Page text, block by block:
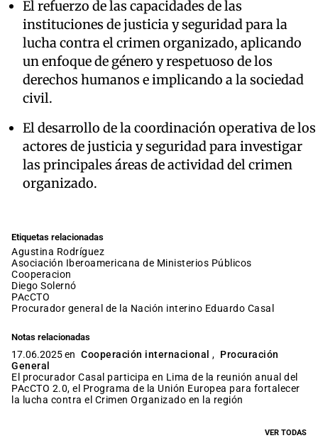
El refuerzo de las capacidades de las
instituciones de justicia y seguridad para la
lucha contra el crimen organizado, aplicando
un enfoque de género y respetuoso de los
derechos humanos e implicando a la sociedad
civil.
El desarrollo de la coordinación operativa de los
actores de justicia y seguridad para investigar
las principales áreas de actividad del crimen
organizado.
Etiquetas relacionadas
Agustina Rodríguez
Asociación Iberoamericana de Ministerios Públicos
cooperacion
Diego Solernó
PAcCTO
procurador general de la Nación interino Eduardo Casal
Notas relacionadas
17.06.2025 en Cooperación internacional , Procuración
General
El procurador Casal participa en Lima de la reunión anual del
PAcCTO 2.0, el Programa de la Unión Europea para fortalecer
la lucha contra el Crimen Organizado en la región
VER TODAS